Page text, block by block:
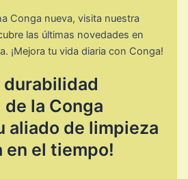
Conga nueva, visita nuestra
las últimas novedades en
¡Mejora tu vida diaria con Conga!
durabilidad
la Conga
aliado de limpieza
en el tiempo!